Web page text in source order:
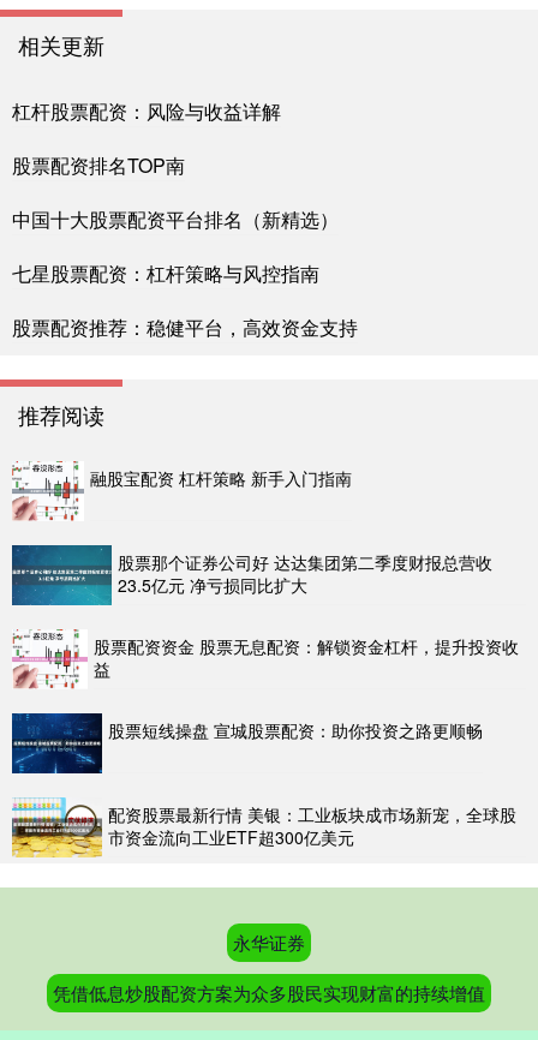
相关更新
杠杆股票配资：风险与收益详解
股票配资排名TOP南
中国十大股票配资平台排名（新精选）
七星股票配资：杠杆策略与风控指南
股票配资推荐：稳健平台，高效资金支持
推荐阅读
融股宝配资 杠杆策略 新手入门指南
股票那个证券公司好 达达集团第二季度财报总营收
23.5亿元 净亏损同比扩大
股票配资资金 股票无息配资：解锁资金杠杆，提升投资收
益
股票短线操盘 宣城股票配资：助你投资之路更顺畅
配资股票最新行情 美银：工业板块成市场新宠，全球股
市资金流向工业ETF超300亿美元
永华证券
凭借低息炒股配资方案为众多股民实现财富的持续增值